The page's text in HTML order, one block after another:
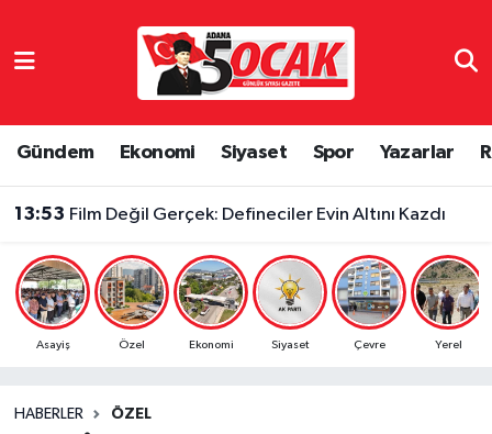
Gündem Ekonomi Siyaset Spor Yazarlar
13:53 Film Değil Gerçek: Defineciler Evin Altını Kazdı
Asayiş Özel Ekonomi Siyaset Çevre Yerel
HABERLER ÖZEL
Dünya
Eğitim
Gündem
Adana Nöbetçi Eczaneler
Adana Trafik Yoğunluk Haritası
Süper Lig Puan Durumu ve Fikstür
Son Dakika Haberleri